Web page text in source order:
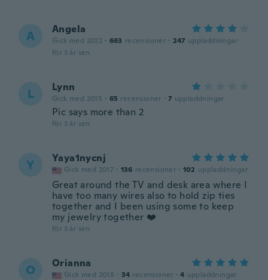
A Angela
Gick med 2022 · 663 recensioner · 247 uppladdningar
för 3 år sen
L Lynn
Gick med 2015 · 65 recensioner · 7 uppladdningar
Pic says more than 2
för 3 år sen
Y Yaya1nycnj
Gick med 2017 · 136 recensioner · 102 uppladdningar
Great around the TV and desk area where I
have too many wires also to hold zip ties
together and I been using some to keep
my jewelry together ❤️
för 3 år sen
O Orianna
Gick med 2018 · 34 recensioner · 4 uppladdningar